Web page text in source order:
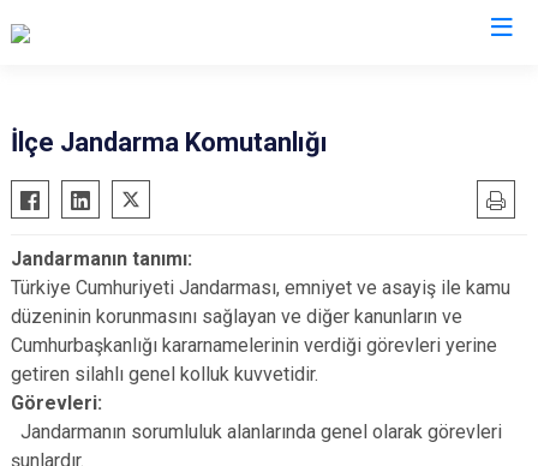
Cumayeri
Akçakoca
Çilimli
Gölyaka
Gümüşova
Kaynaşlı
Yığılca
İlçe Jandarma Komutanlığı
Jandarmanın tanımı:
Türkiye Cumhuriyeti Jandarması, emniyet ve asayiş ile kamu
düzeninin korunmasını sağlayan ve diğer kanunların ve
Cumhurbaşkanlığı kararnamelerinin verdiği görevleri yerine
getiren silahlı genel kolluk kuvvetidir.
Görevleri:
Jandarmanın sorumluluk alanlarında genel olarak görevleri
şunlardır.